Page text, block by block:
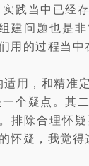
践当中已经
建问题也是
的过程当中
用，和精准
个疑点。其
排除合理怀
疑，我觉得